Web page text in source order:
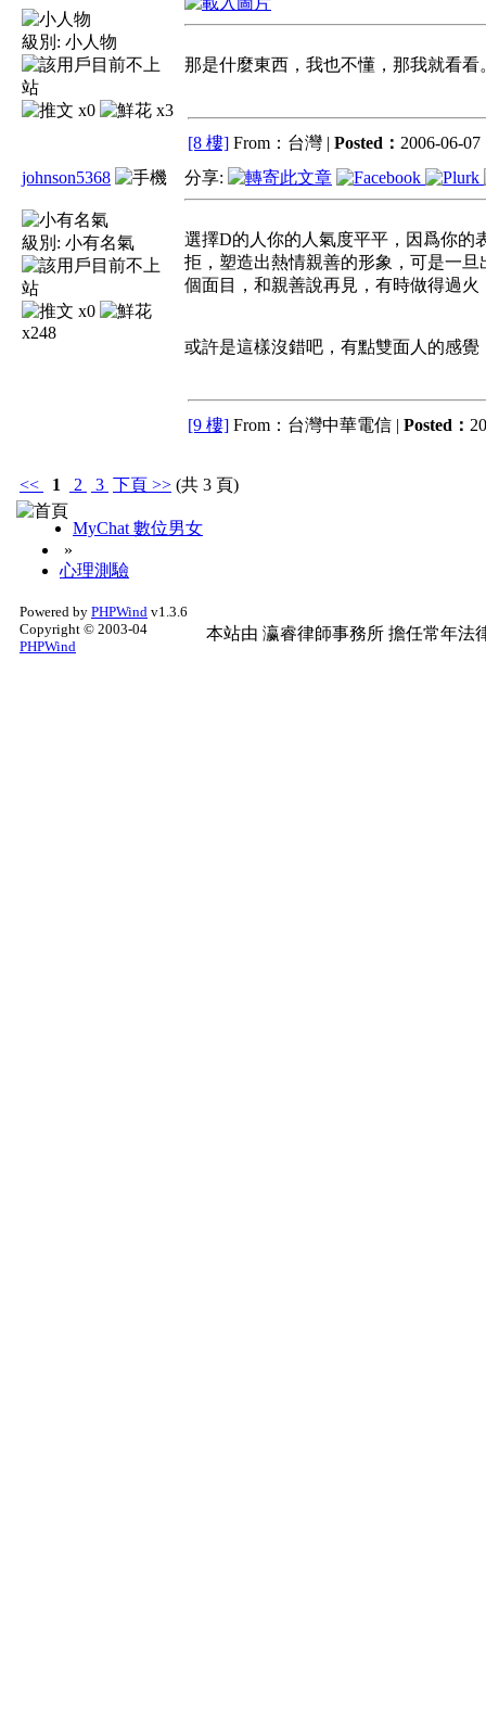
級別: 小人物
x0 x3
那是什麼東西，我也不懂，那我就看看
[8 樓] From：台灣 | Posted： 2006-06-07
johnson5368
級別: 小有名氣
x0
x248
分享:
選擇D的人你的人氣度平平，因爲你的
拒，塑造出熱情親善的形象，可是一
個面目，和親善說再見，有時做得過
或許是這樣沒錯吧，有點雙面人的感
[9 樓] From：台灣中華電信 | Posted：
<< 1 2 3 下頁 >> (共 3 頁)
MyChat 數位男女
»
心理測驗
Powered by PHPWind v1.3.6
Copyright © 2003-04
PHPWind
本站由 瀛睿律師事務所 擔任常年法